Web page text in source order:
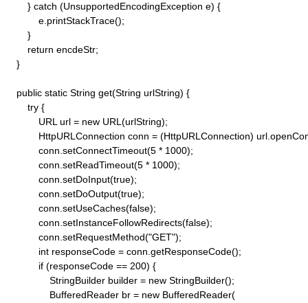
        } catch (UnsupportedEncodingException e) {
            e.printStackTrace();
        }
        return encdeStr;
    }
    public static String get(String urlString) {
        try {
            URL url = new URL(urlString);
HttpURLConnection conn = (HttpURLConnection)
            conn.setConnectTimeout(5 * 1000);
            conn.setReadTimeout(5 * 1000);
            conn.setDoInput(true);
            conn.setDoOutput(true);
            conn.setUseCaches(false);
            conn.setInstanceFollowRedirects(false);
            conn.setRequestMethod("GET");
            int responseCode = conn.getResponseCode();
            if (responseCode == 200) {
                StringBuilder builder = new StringBuilder();
                BufferedReader br = new BufferedReader(